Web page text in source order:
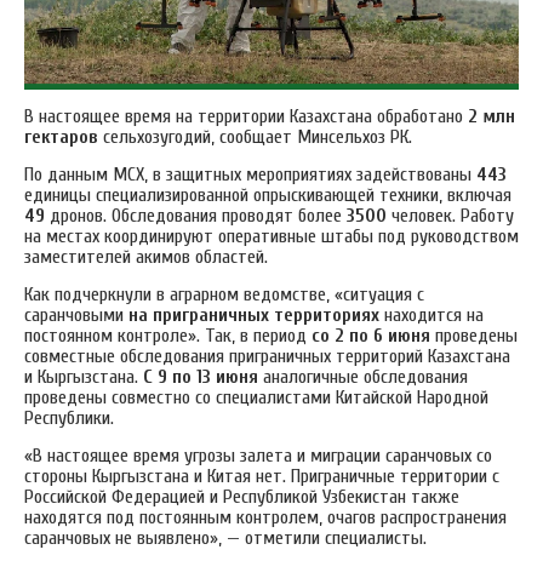
В настоящее время на территории Казахстана обработано 2 млн
гектаров сельхозугодий, сообщает Минсельхоз РК.
По данным МСХ, в защитных мероприятиях задействованы 443
единицы специализированной опрыскивающей техники, включая
49 дронов. Обследования проводят более 3500 человек. Работу
на местах координируют оперативные штабы под руководством
заместителей акимов областей.
Как подчеркнули в аграрном ведомстве, «ситуация с
саранчовыми на приграничных территориях находится на
постоянном контроле». Так, в период со 2 по 6 июня проведены
совместные обследования приграничных территорий Казахстана
и Кыргызстана. С 9 по 13 июня аналогичные обследования
проведены совместно со специалистами Китайской Народной
Республики.
«В настоящее время угрозы залета и миграции саранчовых со
стороны Кыргызстана и Китая нет. Приграничные территории с
Российской Федерацией и Республикой Узбекистан также
находятся под постоянным контролем, очагов распространения
саранчовых не выявлено», — отметили специалисты.